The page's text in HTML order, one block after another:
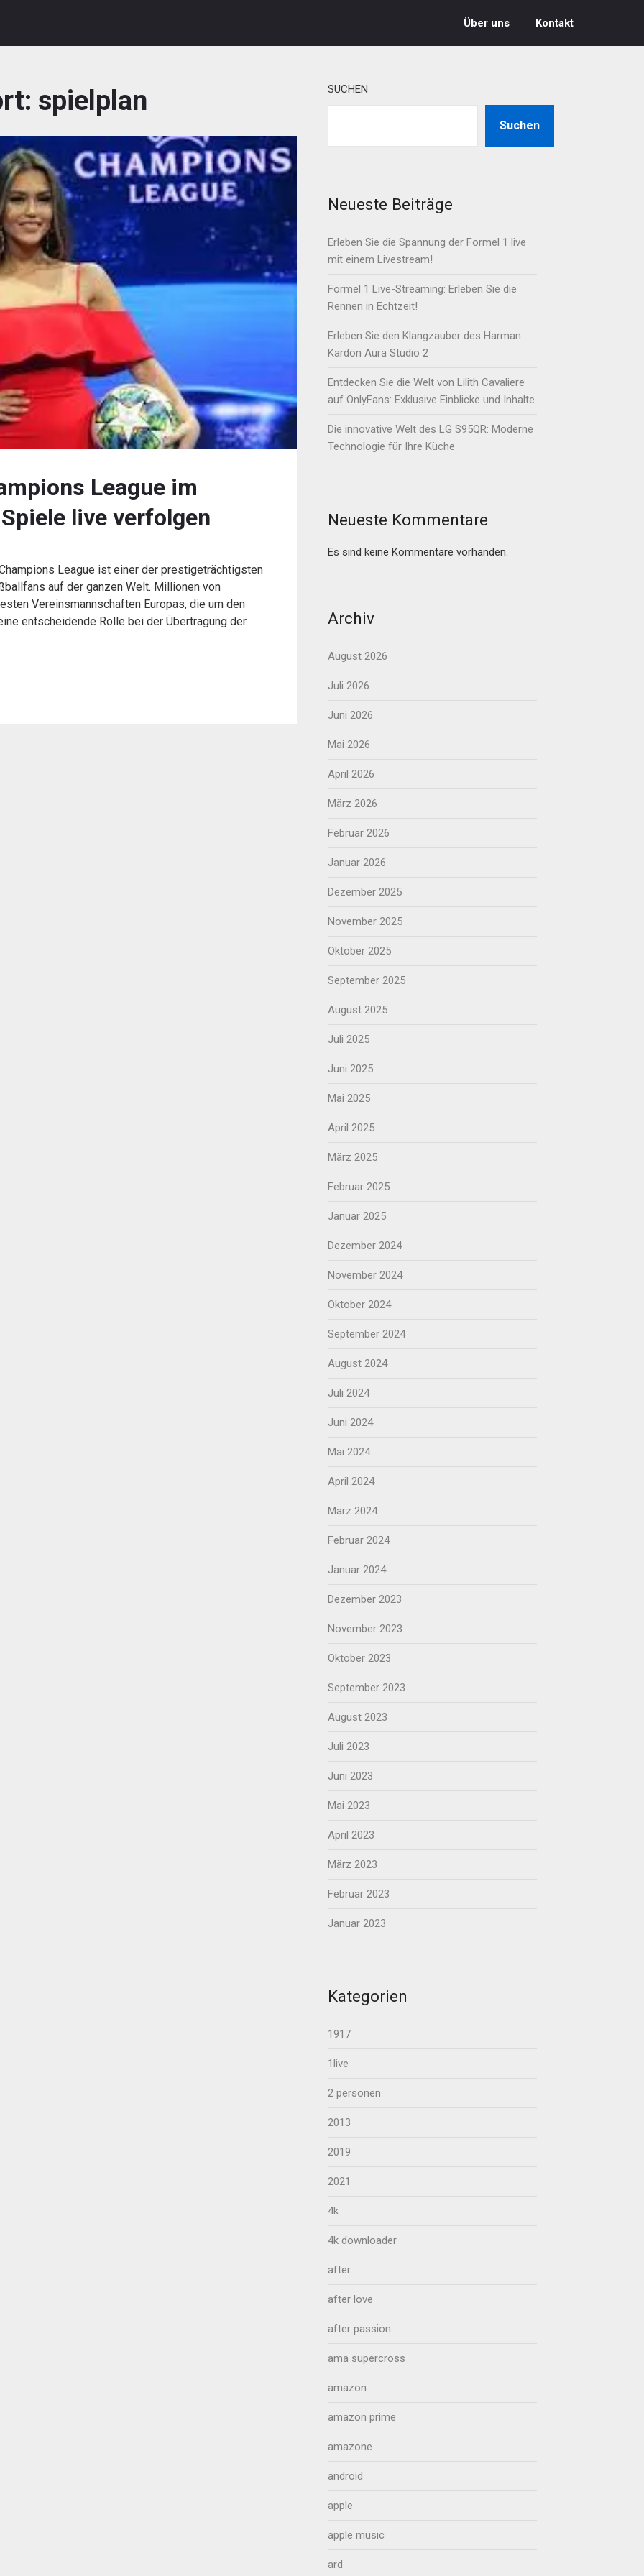
Über uns Kontakt
spielplan
League im
live verfolgen
League ist einer der prestigeträchtigsten
auf der ganzen Welt. Millionen von
Vereinsmannschaften Europas, die um den
entscheidende Rolle bei der Übertragung der
SUCHEN
Suchen
Neueste Beiträge
Erleben Sie die Spannung der Formel 1 live
mit einem Livestream!
Formel 1 Live-Streaming: Erleben Sie die
Rennen in Echtzeit!
Erleben Sie den Klangzauber des Harman
Kardon Aura Studio 2
Entdecken Sie die Welt von Lilith Cavaliere
auf OnlyFans: Exklusive Einblicke und Inhalte
Die innovative Welt des LG S95QR: Moderne
Technologie für Ihre Küche
Neueste Kommentare
Es sind keine Kommentare vorhanden.
Archiv
August 2026
Juli 2026
Juni 2026
Mai 2026
April 2026
März 2026
Februar 2026
Januar 2026
Dezember 2025
November 2025
Oktober 2025
September 2025
August 2025
Juli 2025
Juni 2025
Mai 2025
April 2025
März 2025
Februar 2025
Januar 2025
Dezember 2024
November 2024
Oktober 2024
September 2024
August 2024
Juli 2024
Juni 2024
Mai 2024
April 2024
März 2024
Februar 2024
Januar 2024
Dezember 2023
November 2023
Oktober 2023
September 2023
August 2023
Juli 2023
Juni 2023
Mai 2023
April 2023
März 2023
Februar 2023
Januar 2023
Kategorien
1917
1live
2 personen
2013
2019
2021
4k
4k downloader
after
after love
after passion
ama supercross
amazon
amazon prime
amazone
android
apple
apple music
ard